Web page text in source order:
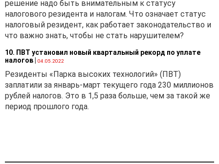
(некоммерческие
организации), при
планировании своей
деятельности составляют
сметы доходов и расходов.
направляемых на
премирование работников
и иных лиц, должна быть
решение надо быть внимательным к статусу
налогового резидента и налогам. Что означает статус
налоговый резидент, как работает законодательство и
что важно знать, чтобы не стать нарушителем?
10. ПВТ установил новый квартальный рекорд по уплате
налогов
04.05.2022
Резиденты «Парка высоких технологий» (ПВТ)
заплатили за январь-март текущего года 230 миллионов
рублей налогов. Это в 1,5 раза больше, чем за такой же
период прошлого года.